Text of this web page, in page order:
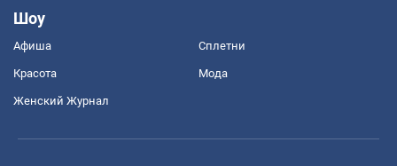
Шоу
Афиша Сплетни
Красота Мода
Женский Журнал